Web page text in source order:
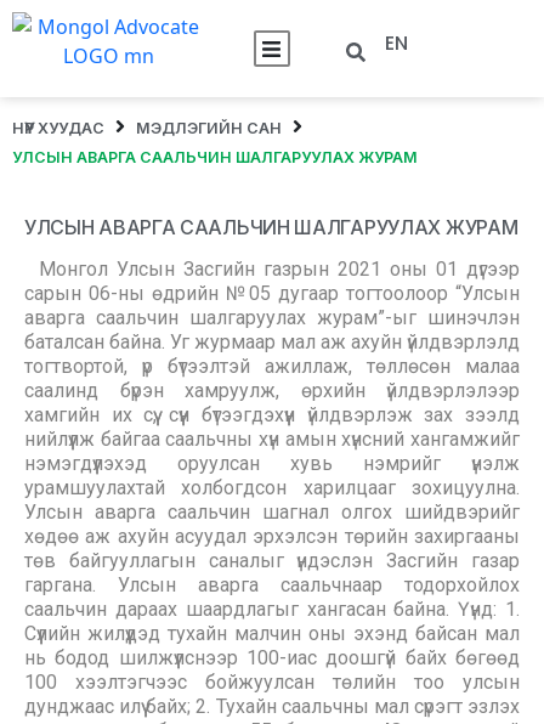
EN
НҮҮР ХУУДАС
МЭДЛЭГИЙН САН
УЛСЫН АВАРГА СААЛЬЧИН ШАЛГАРУУЛАХ ЖУРАМ
УЛСЫН АВАРГА СААЛЬЧИН ШАЛГАРУУЛАХ ЖУРАМ
Монгол Улсын Засгийн газрын 2021 оны 01 дүгээр
сарын 06-ны өдрийн №05 дугаар тогтоолоор “Улсын
аварга саальчин шалгаруулах журам”-ыг шинэчлэн
баталсан байна. Уг журмаар мал аж ахуйн үйлдвэрлэлд
тогтвортой, үр бүтээлтэй ажиллаж, төллөсөн малаа
саалинд бүрэн хамруулж, өрхийн үйлдвэрлэлээр
хамгийн их сүү, сүүн бүтээгдэхүүн үйлдвэрлэж зах зээлд
нийлүүлж байгаа саальчны хүн амын хүнсний хангамжийг
нэмэгдүүлэхэд оруулсан хувь нэмрийг үнэлж
урамшуулахтай холбогдсон харилцааг зохицуулна.
Улсын аварга саальчин шагнал олгох шийдвэрийг
хөдөө аж ахуйн асуудал эрхэлсэн төрийн захиргааны
төв байгууллагын саналыг үндэслэн Засгийн газар
гаргана. Улсын аварга саальчнаар тодорхойлох
саальчин дараах шаардлагыг хангасан байна. Үүнд: 1.
Сүүлийн жилүүдэд тухайн малчин оны эхэнд байсан мал
нь бодод шилжүүлснээр 100-иас доошгүй байх бөгөөд
100 хээлтэгчээс бойжуулсан төлийн тоо улсын
дунджаас илүү байх; 2. Тухайн саальчны мал сүрэгт эзлэх